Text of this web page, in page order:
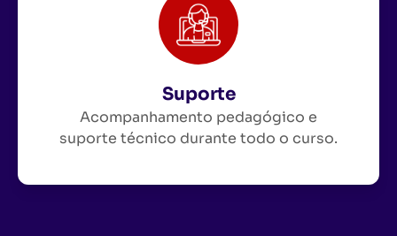
Suporte
Acompanhamento pedagógico e
suporte técnico durante todo o curso.